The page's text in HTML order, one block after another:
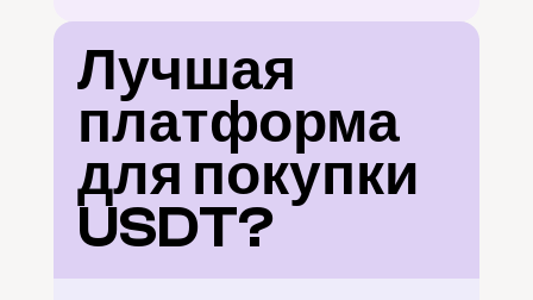
Лучшая
платформа
для покупки
USDT?